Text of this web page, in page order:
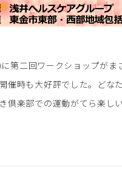
第二回ワークショップがま
催時も大好評でした。どな
倶楽部での運動がてら楽し